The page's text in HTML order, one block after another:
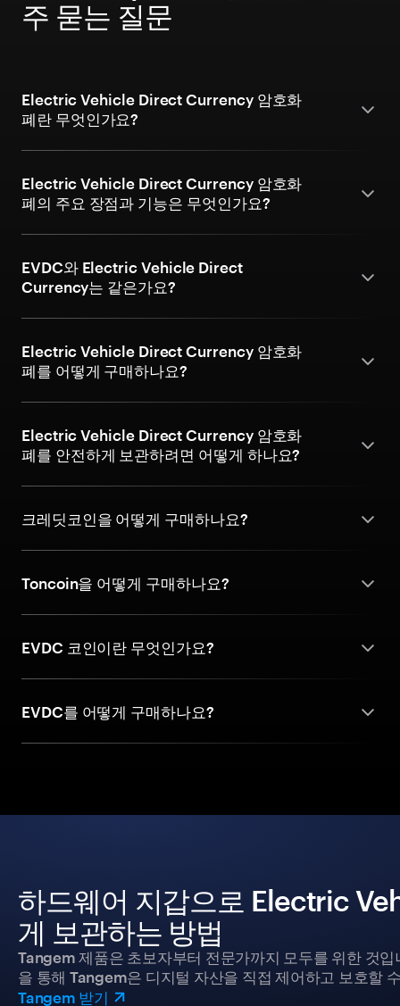
주 묻는 질문
Electric Vehicle Direct Currency 암호화
폐란 무엇인가요?
Electric Vehicle Direct Currency 암호화
폐의 주요 장점과 기능은 무엇인가요?
EVDC와 Electric Vehicle Direct
Currency는 같은가요?
Electric Vehicle Direct Currency 암호화
폐를 어떻게 구매하나요?
Electric Vehicle Direct Currency 암호화
폐를 안전하게 보관하려면 어떻게 하나요?
크레딧코인을 어떻게 구매하나요?
Toncoin을 어떻게 구매하나요?
EVDC 코인이란 무엇인가요?
EVDC를 어떻게 구매하나요?
하드웨어 지갑으로 Electric
게 보관하는 방법
Tangem 제품은 초보자부터 전문가까지 모두를 위한 것
을 통해 Tangem은 디지털 자산을 직접 제어하고 보호할
Tangem 받기